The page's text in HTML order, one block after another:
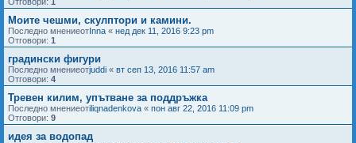
Моите чешми, скулптори и камини.
Последно мнениеотInna « нед дек 11, 2016 9:23 pm
Отговори: 1
градински фигури
Последно мнениеотjuddi « вт сеп 13, 2016 11:57 am
Отговори: 4
Тревен килим, упътване за поддръжка
Последно мнениеотiliqnadenkova « пон авг 22, 2016 11:09 pm
Отговори: 9
идея за водопад